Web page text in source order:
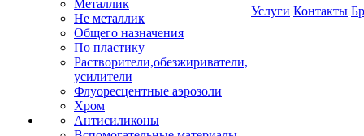
Металлик
Не металлик
Общего назначения
По пластику
Растворители,обезжириватели,
усилители
Флуоресцентные аэрозоли
Хром
Антисиликоны
Услуги Контакты